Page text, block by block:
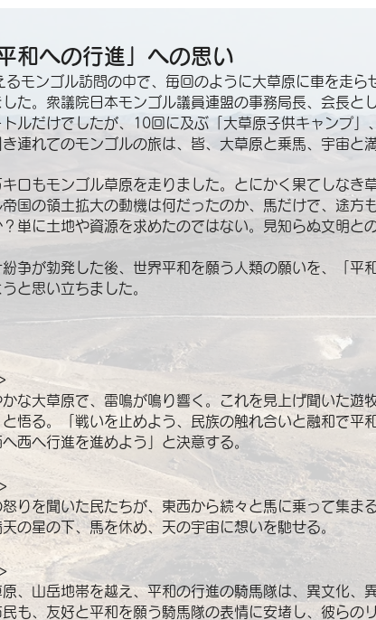
出しての潮干狩
忘れえない体験
かできない。一
ているように見
和への行進」への思い
るモンゴル訪問の中で、毎回のように大草原に車を走ら
した。衆議院日本モンゴル議員連盟の事務局長、会長と
ルだけでしたが、10回に及ぶ「大草原子供キャンプ」
連れてのモンゴルの旅は、皆、大草原と乗馬、宇宙と
ロもモンゴル草原を走りました。とにかく果てしなき
国の領土拡大の動機は何だったのか、馬だけで、途方
単に土地や資源を求めたのではない。見知らぬ文明と
争が勃発した後、世界平和を願う人類の願いを、「平
と思い立ちました。
かな大草原で、雷鳴が鳴り響く。これを見上げ聞いた遊
悟る。「戦いを止めよう、民族の触れ合いと融和で
西へ行進を進めよう」 と決意する。
りを聞いた民たちが、東西から続々と馬に乗って集
の星の下、馬を休め、天の宇宙に想いを馳せる。
、山岳地帯を越え、平和の行進の騎馬隊は、異文化
も、友好と平和を願う騎馬隊の表情に安堵し、彼ら